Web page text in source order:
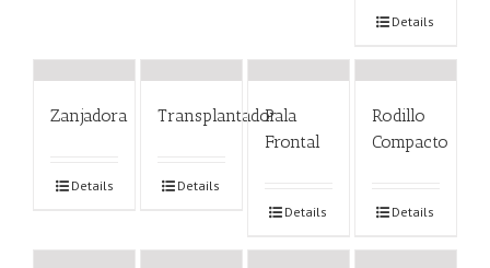
Details
Zanjadora
Details
Transplantador
Details
Pala
Frontal
Details
Rodillo
Compacto
Details